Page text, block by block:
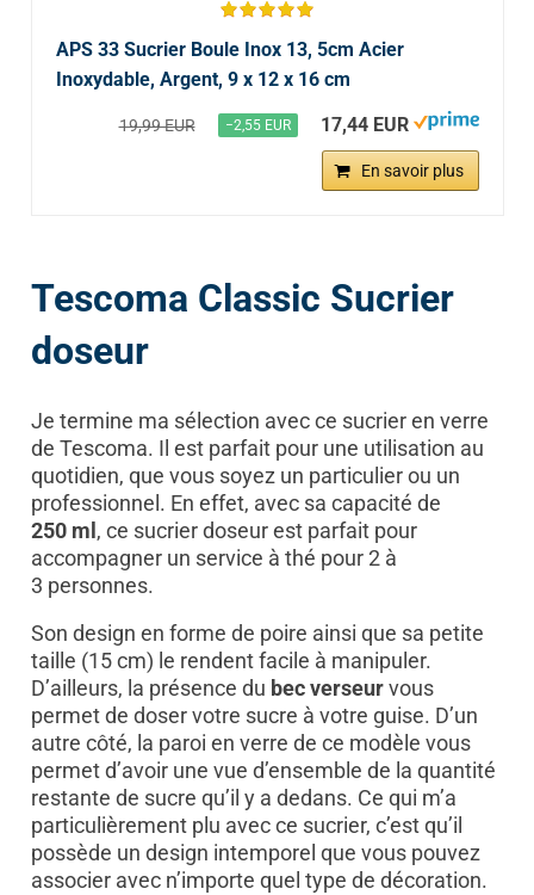
APS 33 Sucrier Boule Inox 13, 5cm Acier
Inoxydable, Argent, 9 x 12 x 16 cm
19,99 EUR −2,55 EUR 17,44 EUR
En savoir plus
Tescoma Classic Sucrier
doseur
Je termine ma sélection avec ce sucrier en verre
de Tescoma. Il est parfait pour une utilisation au
quotidien, que vous soyez un particulier ou un
professionnel. En effet, avec sa capacité de
250 ml , ce sucrier doseur est parfait pour
accompagner un service à thé pour 2 à
3 personnes.
Son design en forme de poire ainsi que sa petite
taille (15 cm) le rendent facile à manipuler.
D’ailleurs, la présence du bec verseurvous
permet de doser votre sucre à votre guise. D’un
autre côté, la paroi en verre de ce modèle vous
permet d’avoir une vue d’ensemble de la quantité
restante de sucre qu’il y a dedans. Ce qui m’a
particulièrement plu avec ce sucrier, c’est qu’il
possède un design intemporel que vous pouvez
associer avec n’importe quel type de décoration.